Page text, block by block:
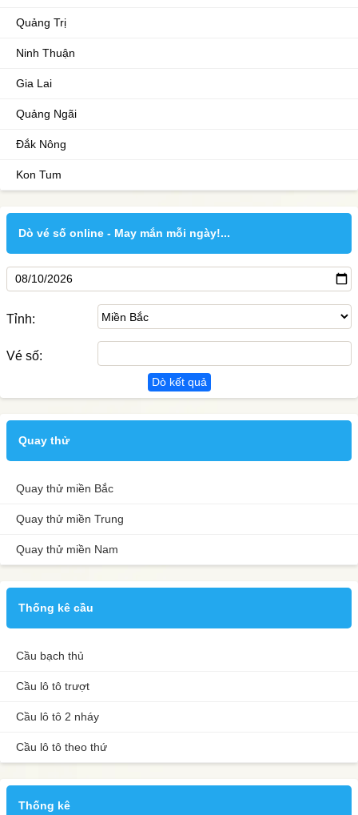
Quảng Trị
Ninh Thuận
Gia Lai
Quảng Ngãi
Đắk Nông
Kon Tum
Dò vé số online - May mắn mỗi ngày!...
Tỉnh:
Vé số:
Dò kết quả
Quay thử
Quay thử miền Bắc
Quay thử miền Trung
Quay thử miền Nam
Thống kê cầu
Cầu bạch thủ
Cầu lô tô trượt
Cầu lô tô 2 nháy
Cầu lô tô theo thứ
Thống kê